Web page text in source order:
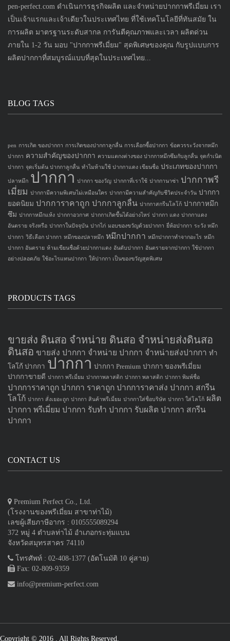
pen-perfect.com ดำเนินการธุรกิจผลิต และจำหน่ายปากกาพรีเมี่ยม เรา
เป็นเจ้าแรกและเจ้าเดียวในประเทศไทย ที่ใช้เทคโนโลยีที่ทันสมัย ใน
การผลิต มาตรฐานระดับสากล การันตีคุณภาพและเวลา ผลิตด่วน
ภายใน 1-2 วัน มอบ "ปากกาพรีเมี่ยม" สุดพิเศษของคุณ กับรูปแบบการ
ผลิตปากกาที่สมบูรณ์แบบที่สุดในประเทศไทย...
BLOG TAGS
pen การเกิด ของปากกา การเกิดของปากกาลูกลื่น การเลือกซื้อปากกา ข้อควรระวังจากหมึก
ปากกา ความสำคัญของปากกา ความแตกงต่างของ ปากกาหมึกซึมกับลูกลื่น จุดกำเนิด
ปากกา จุดเริ่มต้น ปากกาลูกลื่น ทำไมห้ามใช้ ปากกาแดง เขียนชื่อ ประเภทของปากกา
ปลาหมึก ปากกา ปากกา ของวัญ ปากกาที่เราใช้ ปากกานาซ่า ปากกาพรี
เมี่ยม ปากกามีความพิเศษไม่เหมือนใคร ปากกามีความสำคัญกับชีวิตประจำวัน ปากกา
ยอดนิยม ปากการาคาถูก ปากกาลูกลื่น ปากกาสกรีนโลโก้ ปากกาหมึก
ซึม ปากกาหมึกแห้ง ปากกาอวกาศ ปากกาเกิดขึ้นได้อย่างไหร่ ปากกา แดง ปากกาแดง
อันตราย จริงหรือ ปากกาในปัจจุบัน ปากไก่ มอบของขวัญด้วยปากกา ยี่ห้อปากกา ระวัง หมึก
ปากกา วิธีเลือก ปากกา หมึกของปลาหมึก หมึกปากกา หมึกปากกาทำจากอะไร หมึก
ปากกา อันตราย ห้ามเขียนชื่อด้วยปากกาแดง อันดับปากกา อันตรายจากปากกา ใช้ปากกา
อย่างปลอดภัย ใช้อะไรแทนปากกา ให้ปากกา เป็นของขวัญสุดพิเศษ
PRODUCTS TAGS
ขายส่ง ดินสอ จำหน่าย ดินสอ จำหน่ายส่งดินสอ
ดินสอ ขายส่ง ปากกา จำหน่าย ปากกา จำหน่ายส่งปากกา ทำ
โลโก้ ปากกา ปากกา ปากกา Premium ปากกา ของพรีเมี่ยม
ปากกาขายดี ปากกา พรีเมี่ยม ปากกาพลาสติก ปากกา พลาสติก ปากกา พิมพ์ชื่อ
ปากการาคาถูก ปากกา ราคาถูก ปากการาคาส่ง ปากกา สกรีน
โลโก้ ปากกา สั่งเยอะถูก ปากกา สินค้าพรีเมี่ยม ปากกาใส่ชื่อบริษัท ปากกา ใส่โลโก้ ผลิต
ปากกา พรีเมี่ยม ปากกา รับทำ ปากกา รับผลิต ปากกา สกรีน
ปากกา
CONTACT US
Premium Perfect Co., Ltd.
(โรงงานของพรีเมี่ยม สาขาท่าไม้)
เลขผู้เสียภาษีอากร : 0105555089294
372 หมู่ 4 ตำบลท่าไม้ อำเภอกระทุ่มแบน
จังหวัดสมุทรสาคร 74110
โทรศัพท์ : 02-408-1377 (อัตโนมัติ 10 คู่สาย)
Fax: 02-809-9359
info@premium-perfect.com
Copyright © 2016 . All Rights Reserved.